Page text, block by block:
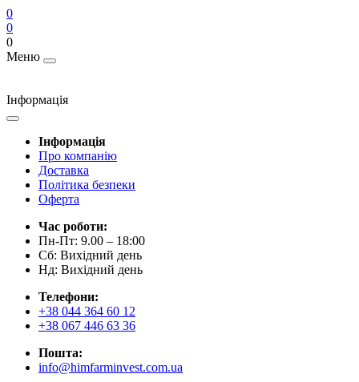
0
0
0
Меню
Інформація
Інформація
Про компанію
Доставка
Політика безпеки
Оферта
Час роботи:
Пн-Пт: 9.00 – 18:00
Сб: Вихідний день
Нд: Вихідний день
Телефони:
+38 044 364 60 12
+38 067 446 63 36
Пошта:
info@himfarminvest.com.ua